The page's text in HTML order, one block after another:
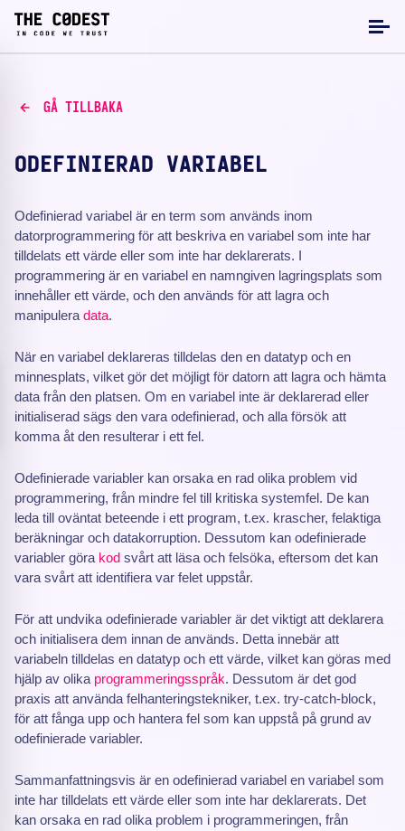
GÅ TILLBAKA
ODEFINIERAD VARIABEL
Odefinierad variabel är en term som används inom
datorprogrammering för att beskriva en variabel som inte har
tilldelats ett värde eller som inte har deklarerats. I
programmering är en variabel en namngiven lagringsplats som
innehåller ett värde, och den används för att lagra och
manipulera data.
När en variabel deklareras tilldelas den en datatyp och en
minnesplats, vilket gör det möjligt för datorn att lagra och hämta
data från den platsen. Om en variabel inte är deklarerad eller
initialiserad sägs den vara odefinierad, och alla försök att
komma åt den resulterar i ett fel.
Odefinierade variabler kan orsaka en rad olika problem vid
programmering, från mindre fel till kritiska systemfel. De kan
leda till oväntat beteende i ett program, t.ex. krascher, felaktiga
beräkningar och datakorruption. Dessutom kan odefinierade
variabler göra kod svårt att läsa och felsöka, eftersom det kan
vara svårt att identifiera var felet uppstår.
För att undvika odefinierade variabler är det viktigt att deklarera
och initialisera dem innan de används. Detta innebär att
variabeln tilldelas en datatyp och ett värde, vilket kan göras med
hjälp av olika programmeringsspråk. Dessutom är det god
praxis att använda felhanteringstekniker, t.ex. try-catch-block,
för att fånga upp och hantera fel som kan uppstå på grund av
odefinierade variabler.
Sammanfattningsvis är en odefinierad variabel en variabel som
inte har tilldelats ett värde eller som inte har deklarerats. Det
kan orsaka en rad olika problem i programmeringen, från